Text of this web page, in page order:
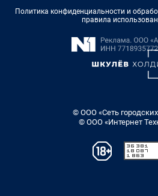
Политика конфиденциальности и
правила
© ООО «Сеть
© ООО «Интернет